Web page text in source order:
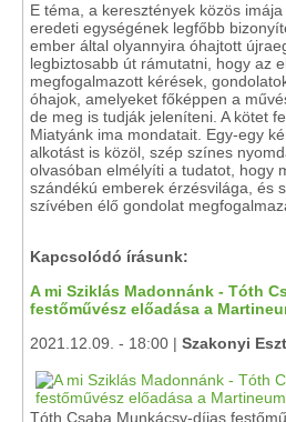
E téma, a keresztények közös
eredeti egységének legfőbb
ember által olyannyira óhajtott
legbiztosabb út rámutatni, hogy az
megfogalmazott kérések,
óhajok, amelyeket főképpen a
de meg is tudják jeleníteni. A kötet
Miatyánk ima mondatait. Egy-egy
alkotást is közöl, szép színes
olvasóban elmélyíti a tudatot, hogy
szándékú emberek érzésvilága, és
szívében élő gondolat
Kapcsolódó írásunk:
A mi Sziklás Madonnánk - Tóth
festőművész előadása a
2021.12.09. - 18:00 | Szakonyi
Tóth Csaba Munkácsy-díjas